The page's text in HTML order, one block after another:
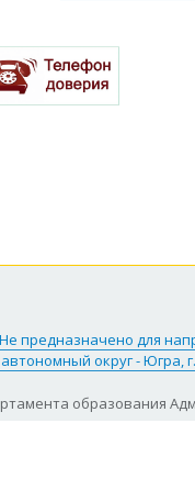
предназначено для
округ - Югра,
образования